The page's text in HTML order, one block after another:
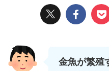
金魚が繁殖